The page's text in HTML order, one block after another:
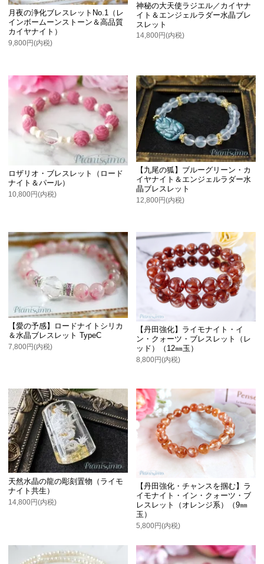
月夜の浄化ブレスレットNo.1（レ
インボームーンストーン＆高品質
カイヤナイト）
9,800円(内税)
神秘の大天使ラジエル／カイヤナ
イト＆エンジェルラダー水晶ブレ
スレット
14,800円(内税)
ロザリオ・ブレスレット（ロード
ナイト＆パール）
10,800円(内税)
【九尾の狐】ブルーグリーン・カ
イヤナイト＆エンジェルラダー水
晶ブレスレット
12,800円(内税)
【愛の予感】ロードナイトシリカ
＆水晶ブレスレット TypeC
7,800円(内税)
【丹田強化】ライモナイト・イ
ン・クォーツ・ブレスレット（レ
ッド）（12㎜玉）
8,800円(内税)
天然水晶の龍の彫刻置物（ライモ
ナイト共生）
14,800円(内税)
【丹田強化・チャンスを掴む】ラ
イモナイト・イン・クォーツ・ブ
レスレット（オレンジ系）（9㎜
玉）
5,800円(内税)